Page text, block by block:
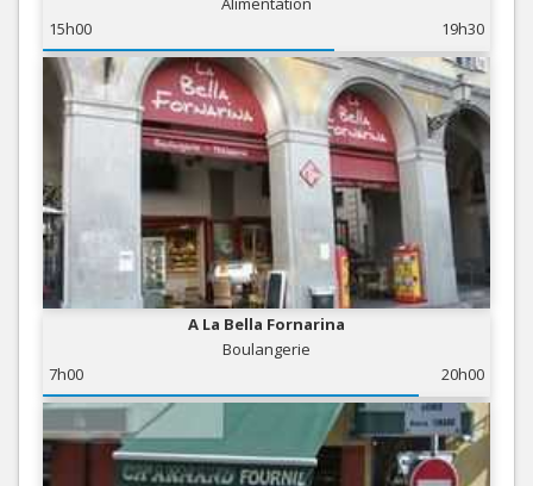
15h00
19h30
A La Bella Fornarina
Boulangerie
7h00
20h00